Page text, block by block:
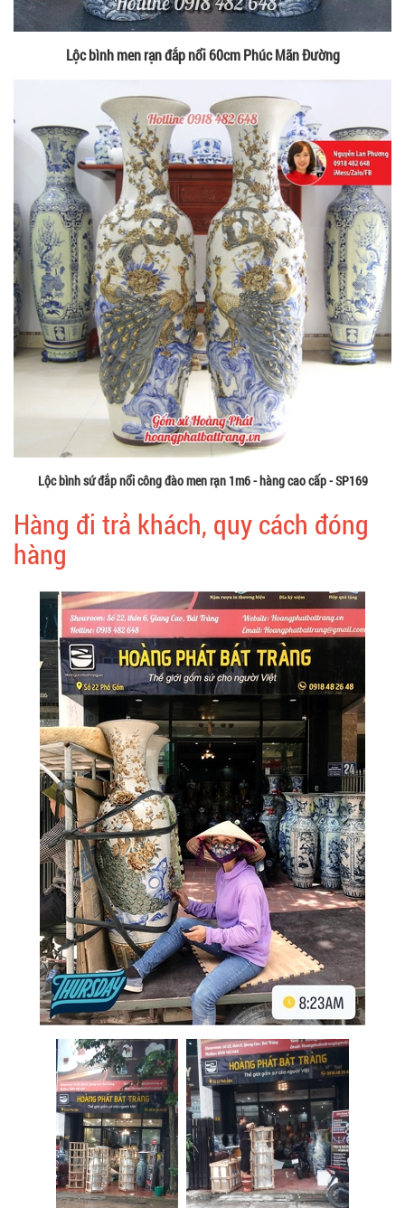
Lộc bình men rạn đắp nổi 60cm Phúc Mãn Đường
Lộc bình sứ đắp nổi công đào men rạn 1m6 - hàng cao cấp - SP169
Hàng đi trả khách, quy cách đóng
hàng